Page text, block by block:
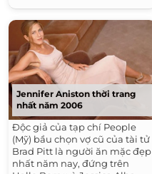
Jennifer Aniston thời trang
nhất năm 2006
Độc giả của tạp chí People
(Mỹ) bầu chọn vợ cũ của tài tử
Brad Pitt là người ăn mặc đẹp
nhất năm nay, đứng trên